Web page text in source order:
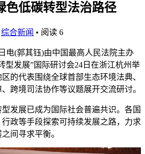
色低碳转型法治路径
综合新闻 • 阅读 6
(郭其钰)由中国最高人民法院主办
型发展”国际研讨会24日在浙江杭州举
的代表围绕全球首部生态环境法典、
跨境司法协作等议题展开交流研讨。
展已成为国际社会普遍共识。各国
政等手段探索可持续发展之路，力求
间寻求平衡。